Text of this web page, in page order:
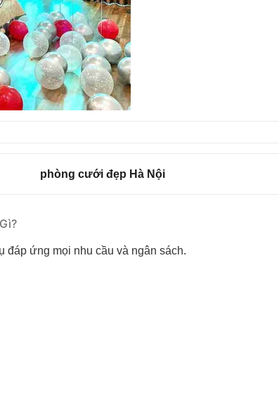
phòng cưới đẹp Hà Nội
đáp ứng mọi nhu cầu và ngân sách.